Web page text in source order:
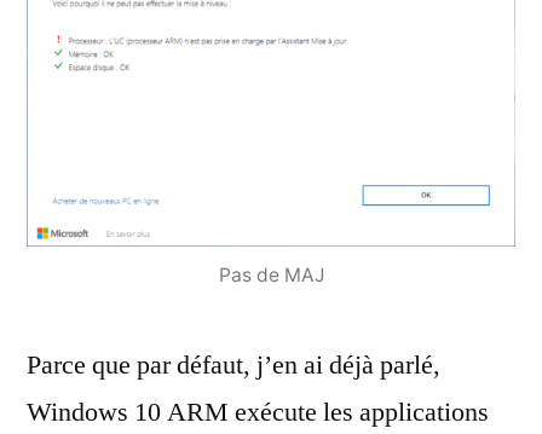
Pas de MAJ
Parce que par défaut, j’en ai déjà parlé,
Windows 10 ARM exécute les applications